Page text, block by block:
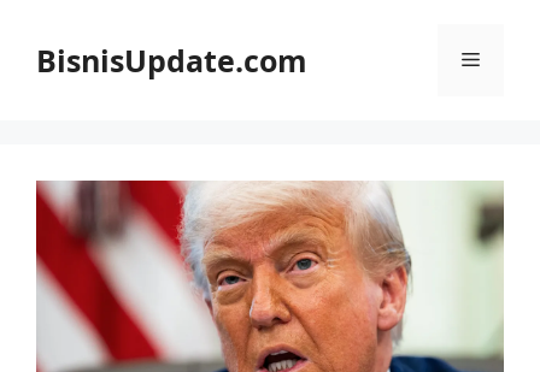
BisnisUpdate.com Menu